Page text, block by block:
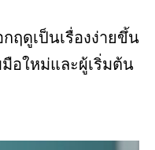
ฤดูเป็นเรื่องง่ายขึ้น
อใหม่และผู้เริ่มต้น